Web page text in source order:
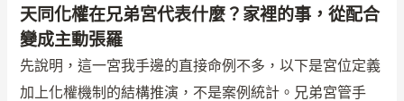
天同化權在兄弟宮代表什麼？家裡的事，從配合
變成主動張羅
先說明，這一宮我手邊的直接命例不多，以下是宮位定義
加上化權機制的結構推演，不是案例統計。兄弟宮管手